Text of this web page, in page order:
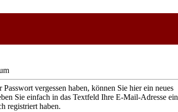
Passwort vergessen haben, können Sie hier ein neues
Sie einfach in das Textfeld Ihre E-Mail-Adresse ein
registriert haben.